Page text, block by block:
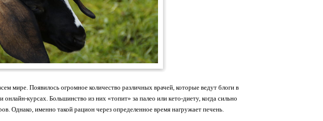
мире. Появилось огромное количество различных врачей, которые ведут блоги в
курсах. Большинство из них «топит» за палео или кето-диету, когда сильно
Однако, именно такой рацион через определенное время нагружает печень.